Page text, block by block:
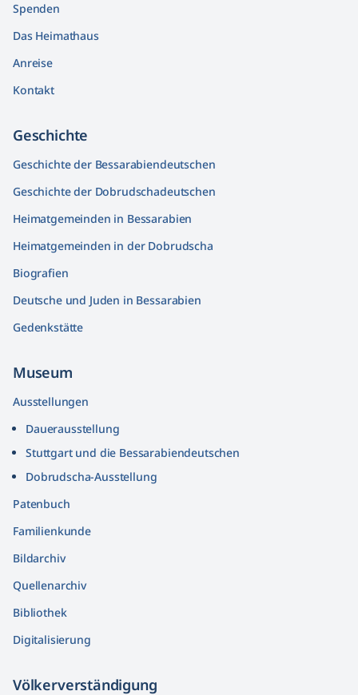
Spenden
Das Heimathaus
Anreise
Kontakt
Geschichte
Geschichte der Bessarabiendeutschen
Geschichte der Dobrudschadeutschen
Heimatgemeinden in Bessarabien
Heimatgemeinden in der Dobrudscha
Biografien
Deutsche und Juden in Bessarabien
Gedenkstätte
Museum
Ausstellungen
Dauerausstellung
Stuttgart und die Bessarabiendeutschen
Dobrudscha­-Ausstellung
Patenbuch
Familienkunde
Bildarchiv
Quellenarchiv
Bibliothek
Digitalisierung
Völkerver­ständigung